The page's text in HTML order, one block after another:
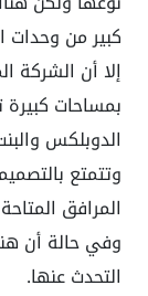
كبير من وحدات
إلا أن الشركة
بمساحات
الدوبلكس
وتتمتع
المرافق
وفي حالة أن
التحدث عنها.